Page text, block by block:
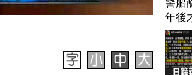
警船
年後